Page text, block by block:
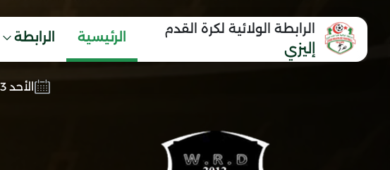
الرابطة الولائية لكرة القدم
إليزي
الرئيسية الرابطة
الأحد 3 ماي 2026